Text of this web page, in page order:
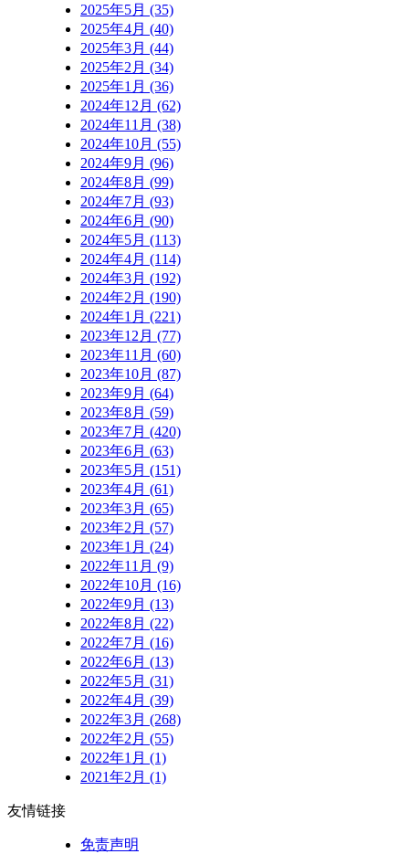
2025年5月 (35)
2025年4月 (40)
2025年3月 (44)
2025年2月 (34)
2025年1月 (36)
2024年12月 (62)
2024年11月 (38)
2024年10月 (55)
2024年9月 (96)
2024年8月 (99)
2024年7月 (93)
2024年6月 (90)
2024年5月 (113)
2024年4月 (114)
2024年3月 (192)
2024年2月 (190)
2024年1月 (221)
2023年12月 (77)
2023年11月 (60)
2023年10月 (87)
2023年9月 (64)
2023年8月 (59)
2023年7月 (420)
2023年6月 (63)
2023年5月 (151)
2023年4月 (61)
2023年3月 (65)
2023年2月 (57)
2023年1月 (24)
2022年11月 (9)
2022年10月 (16)
2022年9月 (13)
2022年8月 (22)
2022年7月 (16)
2022年6月 (13)
2022年5月 (31)
2022年4月 (39)
2022年3月 (268)
2022年2月 (55)
2022年1月 (1)
2021年2月 (1)
友情链接
免责声明